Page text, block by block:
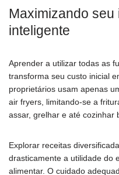
Maximizando
inteligente
Aprender a utilizar todas as
transforma seu custo inicial
proprietários usam apenas
air fryers, limitando-se a
assar, grelhar e até cozinhar
Explorar receitas
drasticamente a utilidade do
alimentar. O cuidado